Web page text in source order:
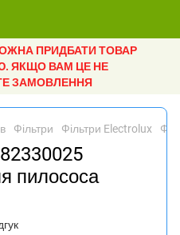
ПРИДБАТИ ТОВАР
ЯКЩО ВАМ ЦЕ НЕ
ЗАМОВЛЕННЯ
Фільтри Фільтри Electrolux
пилососа